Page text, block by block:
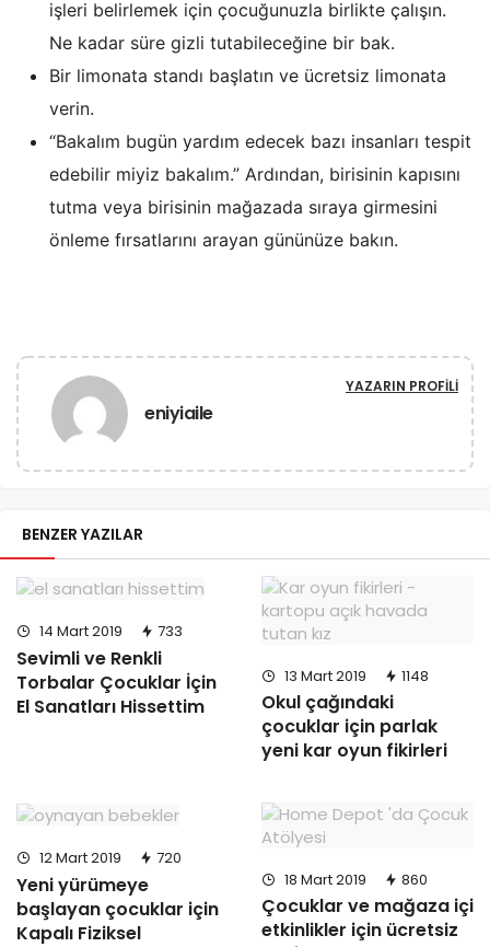
işleri belirlemek için çocuğunuzla birlikte çalışın.
Ne kadar süre gizli tutabileceğine bir bak.
Bir limonata standı başlatın ve ücretsiz limonata
verin.
“Bakalım bugün yardım edecek bazı insanları tespit
edebilir miyiz bakalım.” Ardından, birisinin kapısını
tutma veya birisinin mağazada sıraya girmesini
önleme fırsatlarını arayan gününüze bakın.
eniyiaile
YAZARIN PROFILI
BENZER YAZILAR
14 Mart 2019 733
Sevimli ve Renkli
Torbalar Çocuklar İçin
El Sanatları Hissettim
13 Mart 2019 1148
Okul çağındaki
çocuklar için parlak
yeni kar oyun fikirleri
12 Mart 2019 720
Yeni yürümeye
başlayan çocuklar için
Kapalı Fiziksel
18 Mart 2019 860
Çocuklar ve mağaza içi
etkinlikler için ücretsiz